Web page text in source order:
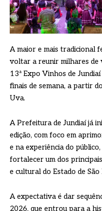
A maior e mais tradicional
voltar a reunir milhares de
13ª Expo Vinhos de
finais de semana, a partir
Uva.
A Prefeitura de Jundiaí já
edição, com foco em
e na experiência do
fortalecer um dos
e cultural do Estado de São
A expectativa é dar
2026, que entrou para a